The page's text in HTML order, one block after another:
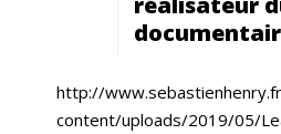
http://
content/uploads/2019/05/